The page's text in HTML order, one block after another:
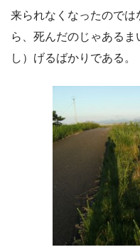
来られなくなったのでは
ら、死んだのじゃある
し）げるばかりである。